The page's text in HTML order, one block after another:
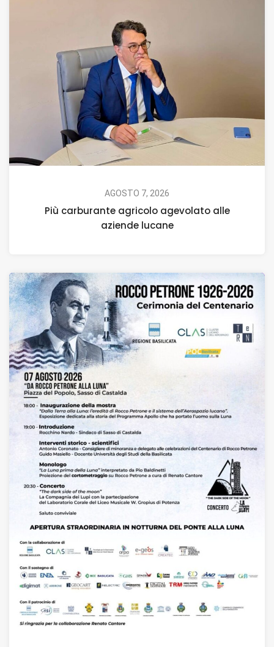
AGOSTO 7, 2026
Più carburante agricolo agevolato alle
aziende lucane